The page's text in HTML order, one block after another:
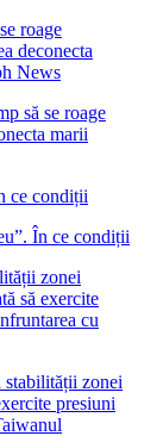
să se roage
marii
În ce condiții
stabilității zonei
presiuni